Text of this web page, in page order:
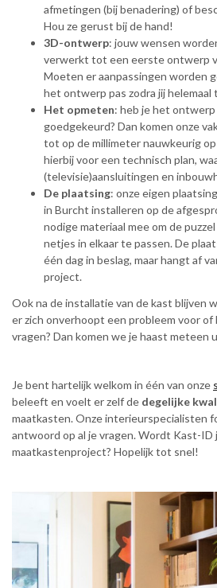
afmetingen (bij benadering) of
Hou ze gerust bij de hand!
3D-ontwerp: jouw wensen
verwerkt tot een eerste ontwerp
Moeten er aanpassingen worden
het ontwerp pas zodra jij
Het opmeten: heb je het
goedgekeurd? Dan komen onze
tot op de millimeter nauwkeurig
hierbij voor een technisch plan,
(televisie)aansluitingen en
De plaatsing: onze eigen
in Burcht installeren op de
nodige materiaal mee om de
netjes in elkaar te passen. De
één dag in beslag, maar hangt af
project.
Ook na de installatie van de kast blijven
er zich onverhoopt een probleem voor of
vragen? Dan komen we je haast meteen
Je bent hartelijk welkom in één van onze
beleeft en voelt er zelf de degelijke
maatkasten. Onze interieurspecialisten
antwoord op al je vragen. Wordt Kast-
maatkastenproject? Hopelijk tot snel!